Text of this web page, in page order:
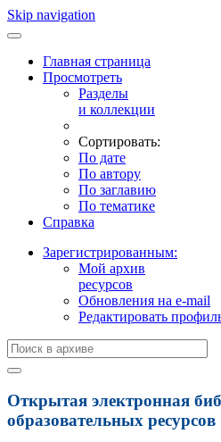
Skip navigation
Главная страница
Просмотреть
Разделы
и коллекции
Сортировать:
По дате
По автору
По заглавию
По тематике
Справка
Зарегистрированным:
Мой архив
ресурсов
Обновления на e-mail
Редактировать
Открытая электронная
образовательных